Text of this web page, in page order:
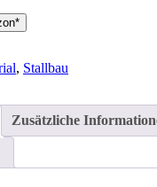
, Stallbau
Zusätzliche